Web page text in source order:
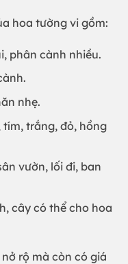
hoa tường vi gồm:
phân cành nhiều.
nhẹ.
trắng, đỏ, hồng
vườn, lối đi, ban
cây có thể cho hoa
rộ mà còn có giá